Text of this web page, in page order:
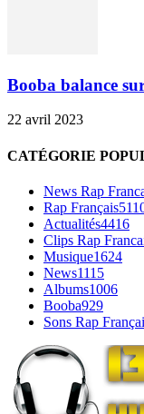
Booba balance
22 avril 2023
CATÉGORIE
News Rap
Rap Français
Actualités4416
Clips Rap
Musique1624
News1115
Albums1006
Booba929
Sons Rap